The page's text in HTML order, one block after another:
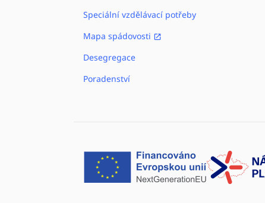
Speciální vzdělávací potřeby
Mapa spádovosti
Desegregace
Poradenství